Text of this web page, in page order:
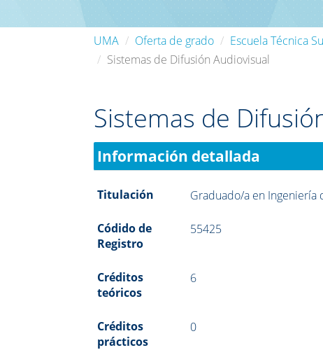
UMA Oferta de grado Escuela Técnica
Sistemas de Difusión Audiovisual
Sistemas de
Información detallada
Titulación Graduado/a en Ingeniería
Códido de
Registro
55425
Créditos
teóricos
6
Créditos
prácticos
0